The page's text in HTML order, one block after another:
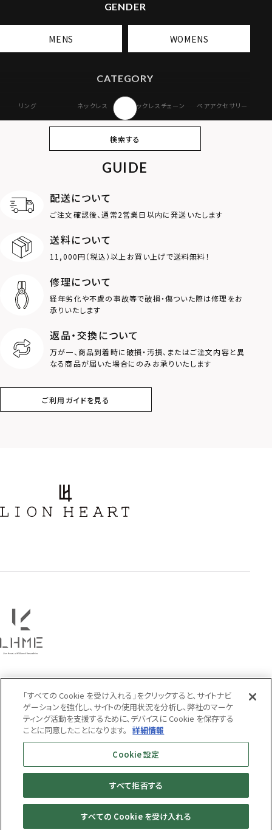
MENSWOMENS
GENDER
MENS WOMENS
CATEGORY
リング ネックレス ネックレスチェーン ペアアクセサリー
オンラインストア
ギフトボックス
MOTIF
ダブルリング
ロゴ
クラウン
スター
フラワー
検索する
GUIDE
配送について
ご注文確認後、通常2営業日以内に発送いたします
送料について
11,000円（税込）以上お買い上げで送料無料！
修理について
経年劣化や不慮の事故等で破損・傷ついた際は修理をお
承りいたします
返品・交換について
万が一、商品到着時に破損・汚損、またはご注文内容と異
なる商品が届いた場合にのみお承りいたします
ご利用ガイドを見る
© LION HEART ONLINE STORE All Rights Reserved
「すべての Cookie を受け入れる」をクリックすると、サイトナビ
ゲーションを強化し、サイトの使用状況を分析し、弊社のマーケ
ティング活動を支援するために、デバイスに Cookie を保存する
ことに同意したことになります。
詳細情報
Cookie 設定
すべて拒否する
すべての Cookie を受け入れる